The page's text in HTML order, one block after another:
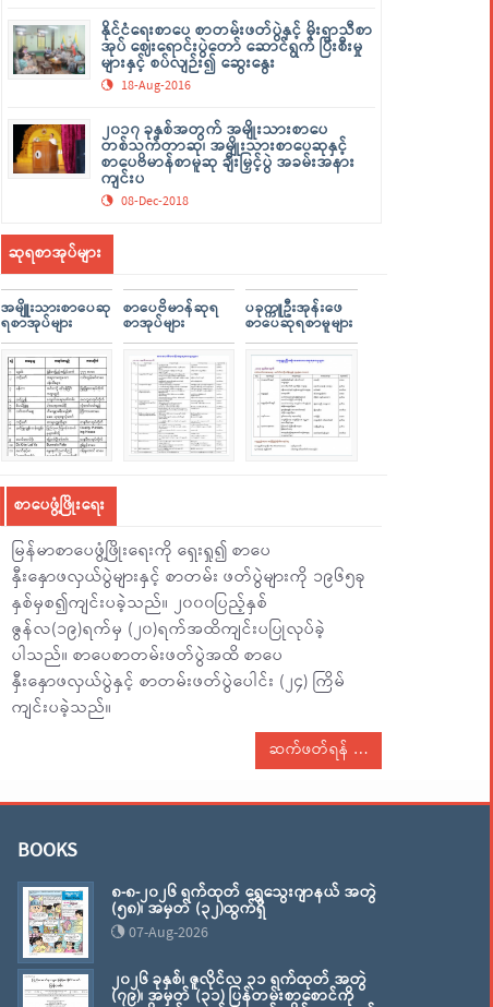
နိုင်ငံရေးစာပေ စာတမ်းဖတ်ပွဲနှင့် မိုးရာသီစာ
အုပ် ဈေးရောင်းပွဲတော် ဆောင်ရွက် ပြီးစီးမှု
များနှင့် စပ်လျဉ်း၍ ဆွေးနွေး
18-Aug-2016
၂၀၁၇ ခုနှစ်အတွက် အမျိုးသားစာပေ
တစ်သက်တာဆု၊ အမျိုးသားစာပေဆုနှင့်
စာပေဗိမာန်စာမူဆု ချီးမြှင့်ပွဲ အခမ်းအနား
ကျင်းပ
08-Dec-2018
ဆုရစာအုပ်များ
အမျိူးသားစာပေဆု
ရစာအုပ်များ
စာပေဗိမာန်ဆုရ
စာအုပ်များ
ပခုက္ကူဦးအုန်းဖေ
စာပေဆုရစာမူများ
စာပေဖွံ့ဖြိုးရေး
မြန်မာစာပေဖွံ့ဖြိုးရေးကို ရှေးရှု၍ စာပေ
နှီးနှောဖလှယ်ပွဲများနှင့် စာတမ်း ဖတ်ပွဲများကို ၁၉၆၅ခု
နှစ်မှစ၍ကျင်းပခဲ့သည်။ ၂၀၀၀ပြည့်နှစ်
ဇွန်လ(၁၉)ရက်မှ (၂၀)ရက်အထိကျင်းပပြုလုပ်ခဲ့
ပါသည်။ စာပေစာတမ်းဖတ်ပွဲအထိ စာပေ
နှီးနှောဖလှယ်ပွဲနှင့် စာတမ်းဖတ်ပွဲပေါင်း (၂၄) ကြိမ်
ကျင်းပခဲ့သည်။
ဆက်ဖတ်ရန်
BOOKS
၈-၈-၂၀၂၆ ရက်ထုတ် ရွှေသွေးဂျာနယ် အတွဲ
(၅၈)၊ အမှတ် (၃၂)ထွက်ရှိ
07-Aug-2026
၂၀၂၆ ခုနှစ်၊ ဇူလိုင်လ ၃၁ ရက်ထုတ် အတွဲ
(၇၉)၊ အမှတ် (၃၁) ပြန်တမ်းစာစောင်ကို